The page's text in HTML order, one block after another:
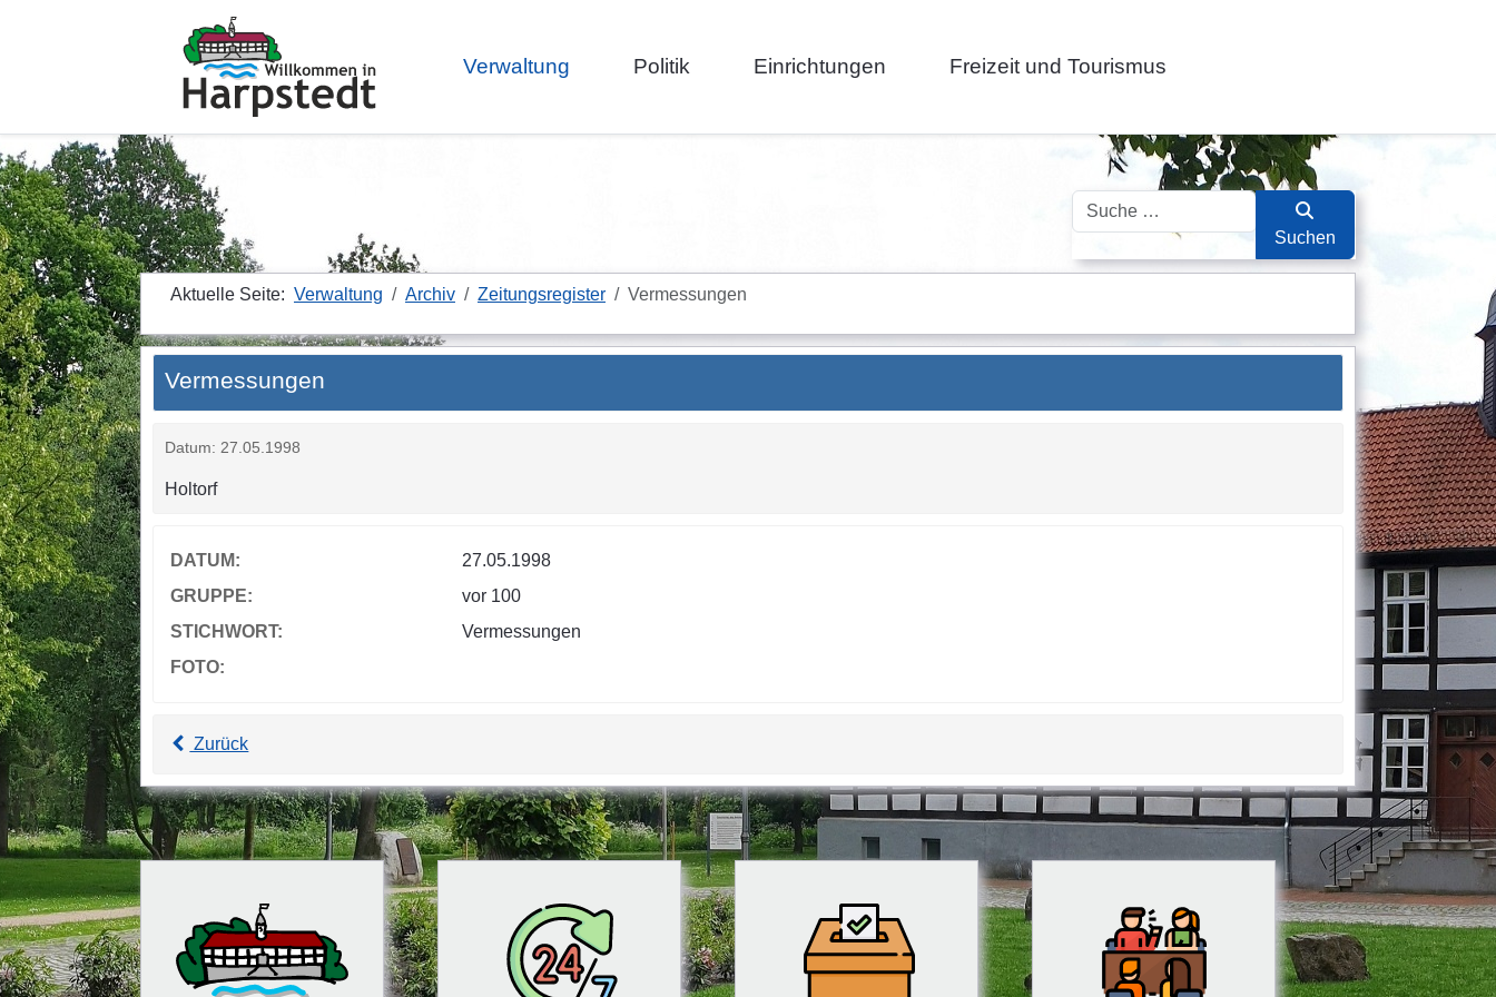
Verwaltung Politik Einrichtungen Freizeit und Tourismus
Suchen
Suchen
Aktuelle Seite: Verwaltung Archiv Zeitungsregister Vermessungen
Vermessungen
Datum: 27.05.1998
Holtorf
DATUM:
27.05.1998
GRUPPE:
vor 100
STICHWORT:
Vermessungen
FOTO:
Zurück